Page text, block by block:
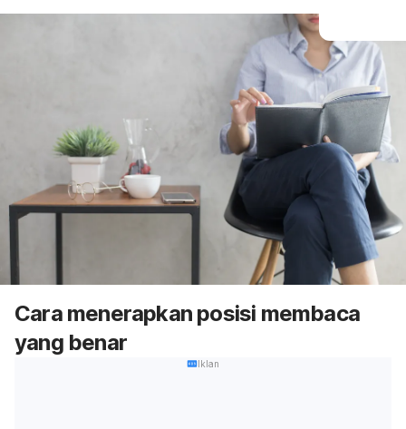
Cara menerapkan posisi membaca
yang benar
Iklan